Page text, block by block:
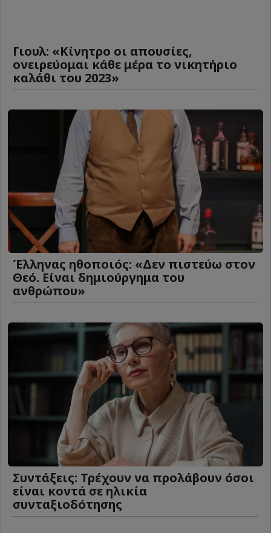
Γιουλ: «Κίνητρο οι απουσίες,
ονειρεύομαι κάθε μέρα το νικητήριο
καλάθι του 2023»
Έλληνας ηθοποιός: «Δεν πιστεύω στον
Θεό. Είναι δημιούργημα του
ανθρώπου»
Συντάξεις: Τρέχουν να προλάβουν όσοι
είναι κοντά σε ηλικία
συνταξιοδότησης